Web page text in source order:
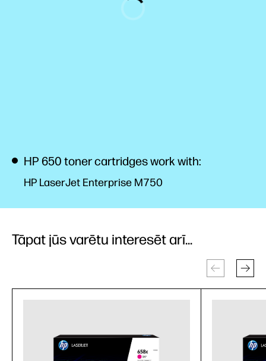
HP 650 toner cartridges work with:
HP LaserJet Enterprise M750
Tāpat jūs varētu interesēt arī...